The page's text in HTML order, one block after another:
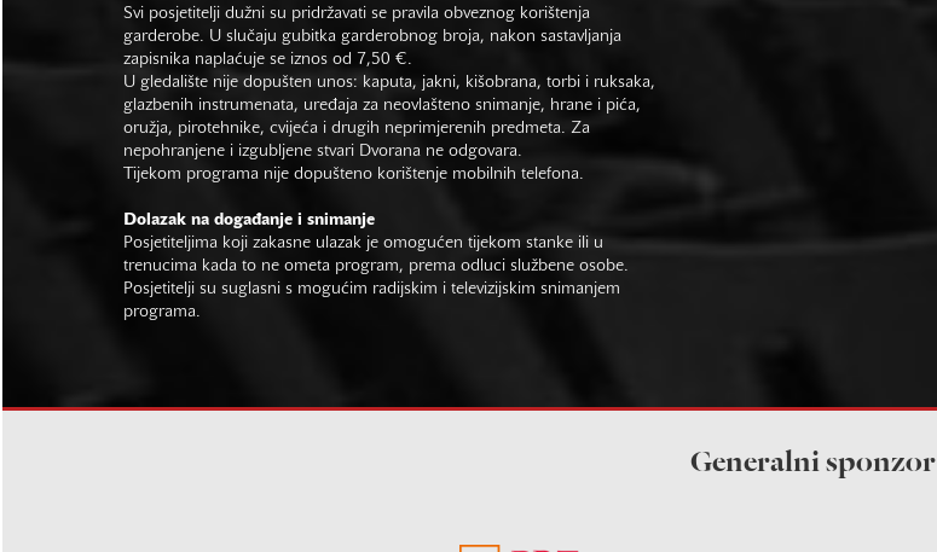
Svi posjetitelji dužni su pridržavati se pravila obveznog korištenja
garderobe. U slučaju gubitka garderobnog broja, nakon sastavljanja
zapisnika naplaćuje se iznos od 7,50 €.
U gledalište nije dopušten unos: kaputa, jakni, kišobrana, torbi i ruksaka,
glazbenih instrumenata, uređaja za neovlašteno snimanje, hrane i pića,
oružja, pirotehnike, cvijeća i drugih neprimjerenih predmeta. Za
nepohranjene i izgubljene stvari Dvorana ne odgovara.
Tijekom programa nije dopušteno korištenje mobilnih telefona.
Dolazak na događanje i snimanje
Posjetiteljima koji zakasne ulazak je omogućen tijekom stanke ili u
trenucima kada to ne ometa program, prema odluci službene osobe.
Posjetitelji su suglasni s mogućim radijskim i televizijskim snimanjem
programa.
Generalni sponzor